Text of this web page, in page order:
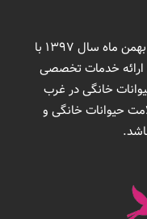
کلینیک دامپزشکی و پت شاپ مدیک در بهمن ماه سال 1397 با
ارائه خدمات تخصصی
خانگی در غرب
حیوانات خانگی و